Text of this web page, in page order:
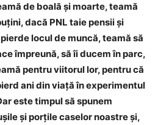
de boală și moarte, teamă
dacă PNL taie pensii și
locul de muncă, teamă să
împreună, să îi ducem în parc,
pentru viitorul lor, pentru că
ani din viață în experimentul
este timpul să spunem
și porțile caselor noastre și,